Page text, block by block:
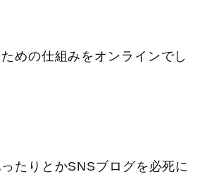
めの仕組みをオンラインでし
たりとかSNSブログを必死に